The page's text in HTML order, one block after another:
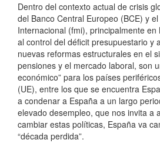
Dentro del contexto actual de crisis
del Banco Central Europeo (BCE) y
Internacional (fmi), principalmente
al control del déficit presupuestario y
nuevas reformas estructurales en el
pensiones y el mercado laboral, son
económico” para los países
(UE), entre los que se encuentra
a condenar a España a un largo
elevado desempleo, que nos invita a
cambiar estas políticas, España va
“década perdida”.